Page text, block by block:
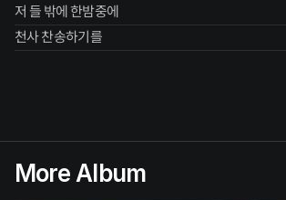
저 들 밖에 한밤중에
천사 찬송하기를
More Album